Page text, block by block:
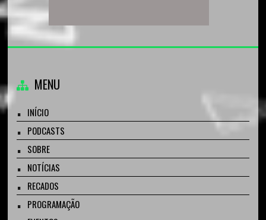
MENU
INÍCIO
PODCASTS
SOBRE
NOTÍCIAS
RECADOS
PROGRAMAÇÃO